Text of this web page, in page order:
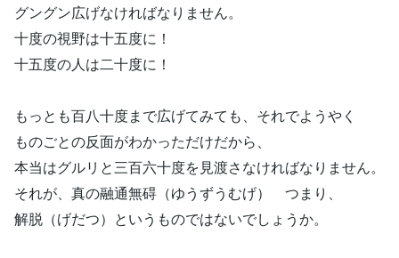
グングン広げなければなりません。
十度の視野は十五度に！
十五度の人は二十度に！
もっとも百八十度まで広げてみても、それでようやく
ものごとの反面がわかっただけだから、
本当はグルリと三百六十度を見渡さなければなりません。
それが、真の融通無碍（ゆうずうむげ） つまり、
解脱（げだつ）というものではないでしょうか。